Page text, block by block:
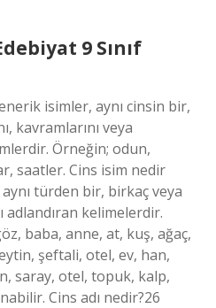
9 Sınıf
isimler, aynı cinsin bir,
kavramlarını veya
Örneğin; odun,
saatler. Cins isim nedir
türden bir, birkaç veya
adlandıran kelimelerdir.
baba, anne, at, kuş, ağaç,
şeftali, otel, ev, han,
saray, otel, topuk, kalp,
Cins adı nedir?26